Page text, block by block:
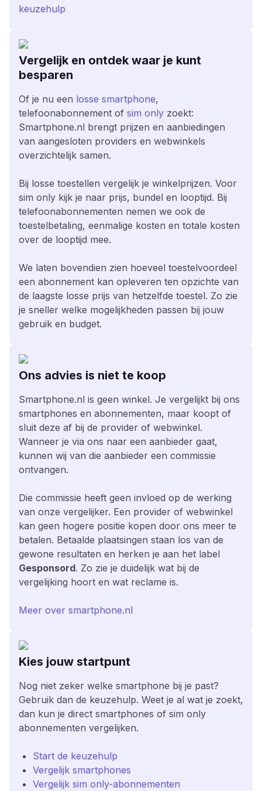
keuzehulp
Vergelijk en ontdek waar je kunt
besparen
Of je nu een losse smartphone,
telefoonabonnement of sim only zoekt:
Smartphone.nl brengt prijzen en aanbiedingen
van aangesloten providers en webwinkels
overzichtelijk samen.
Bij losse toestellen vergelijk je winkelprijzen. Voor
sim only kijk je naar prijs, bundel en looptijd. Bij
telefoonabonnementen nemen we ook de
toestelbetaling, eenmalige kosten en totale kosten
over de looptijd mee.
We laten bovendien zien hoeveel toestelvoordeel
een abonnement kan opleveren ten opzichte van
de laagste losse prijs van hetzelfde toestel. Zo zie
je sneller welke mogelijkheden passen bij jouw
gebruik en budget.
Ons advies is niet te koop
Smartphone.nl is geen winkel. Je vergelijkt bij ons
smartphones en abonnementen, maar koopt of
sluit deze af bij de provider of webwinkel.
Wanneer je via ons naar een aanbieder gaat,
kunnen wij van die aanbieder een commissie
ontvangen.
Die commissie heeft geen invloed op de werking
van onze vergelijker. Een provider of webwinkel
kan geen hogere positie kopen door ons meer te
betalen. Betaalde plaatsingen staan los van de
gewone resultaten en herken je aan het label
Gesponsord. Zo zie je duidelijk wat bij de
vergelijking hoort en wat reclame is.
Meer over smartphone.nl
Kies jouw startpunt
Nog niet zeker welke smartphone bij je past?
Gebruik dan de keuzehulp. Weet je al wat je zoekt,
dan kun je direct smartphones of sim only
abonnementen vergelijken.
Start de keuzehulp
Vergelijk smartphones
Vergelijk sim only-abonnementen